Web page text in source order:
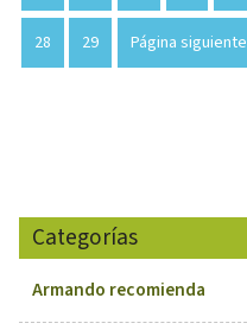
28 29 Página siguiente
Categorías
Armando recomienda